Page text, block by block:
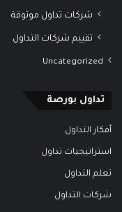
شركات تداول موثوقة
تقييم شركات التداول
Uncategorized
تداول بورصة
أفكار التداول
استراتيجيات تداول
تعلم التداول
شركات التداول